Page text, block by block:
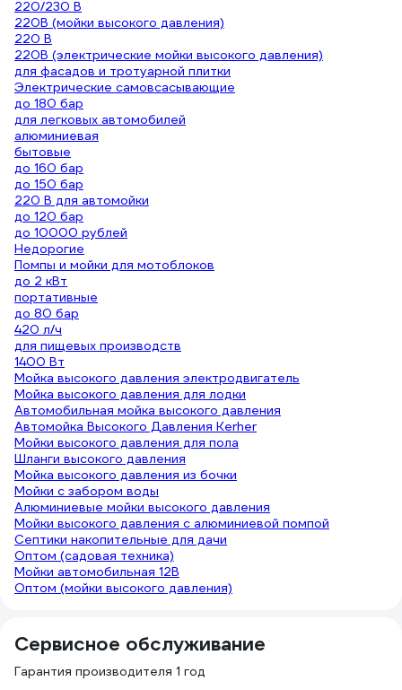
220/230 В
220В (мойки высокого давления)
220 В
220В (электрические мойки высокого давления)
для фасадов и тротуарной плитки
Электрические самовсасывающие
до 180 бар
для легковых автомобилей
алюминиевая
бытовые
до 160 бар
до 150 бар
220 В для автомойки
до 120 бар
до 10000 рублей
Недорогие
Помпы и мойки для мотоблоков
до 2 кВт
портативные
до 80 бар
420 л/ч
для пищевых производств
1400 Вт
Мойка высокого давления электродвигатель
Мойка высокого давления для лодки
Автомобильная мойка высокого давления
Автомойка Высокого Давления Kerher
Мойки высокого давления для пола
Шланги высокого давления
Мойка высокого давления из бочки
Мойки с забором воды
Алюминиевые мойки высокого давления
Мойки высокого давления с алюминиевой помпой
Септики накопительные для дачи
Оптом (садовая техника)
Мойки автомобильная 12В
Оптом (мойки высокого давления)
Сервисное обслуживание
Гарантия производителя 1 год